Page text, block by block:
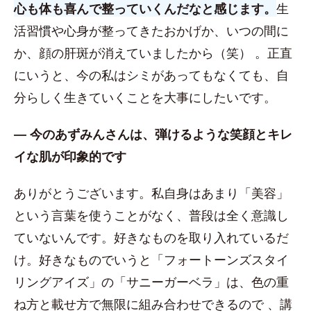
心も体も喜んで整っていくんだなと感じます。 生
活習慣や心身が整ってきたおかげか、いつの間に
か、顔の肝斑が消えていましたから（笑） 。正直
にいうと、今の私はシミがあってもなくても、自
分らしく生きていくことを大事にしたいです。
― 今のあずみんさんは、弾けるような笑顔とキレ
イな肌が印象的です
ありがとうございます。私自身はあまり「美容」
という言葉を使うことがなく、普段は全く意識し
ていないんです。好きなものを取り入れているだ
け。好きなものでいうと「フォートーンズスタイ
リングアイズ」の「サニーガーベラ」は、色の重
ね方と載せ方で無限に組み合わせできるので 、講